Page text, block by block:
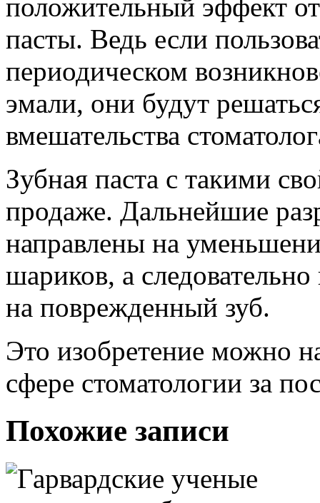
положительный эффект
пасты. Ведь если
периодическом
эмали, они будут
вмешательства
Зубная паста с такими
продаже. Дальнейшие
направлены на
шариков, а
на поврежденный зуб.
Это изобретение можно
сфере стоматологии за
Похожие записи